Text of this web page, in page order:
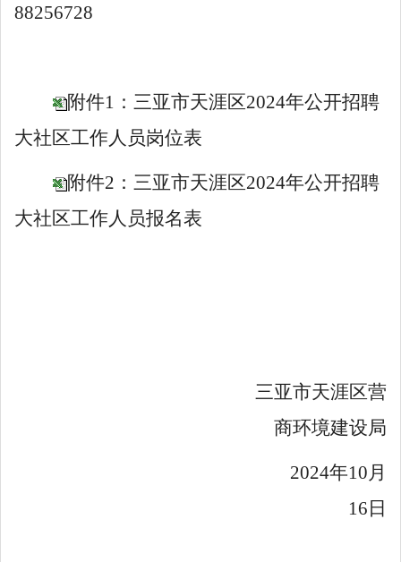
88256728
附件1：三亚市天涯区2024年公开招聘
大社区工作人员岗位表
附件2：三亚市天涯区2024年公开招聘
大社区工作人员报名表
三亚市天涯区营
商环境建设局
2024年10 月
16 日